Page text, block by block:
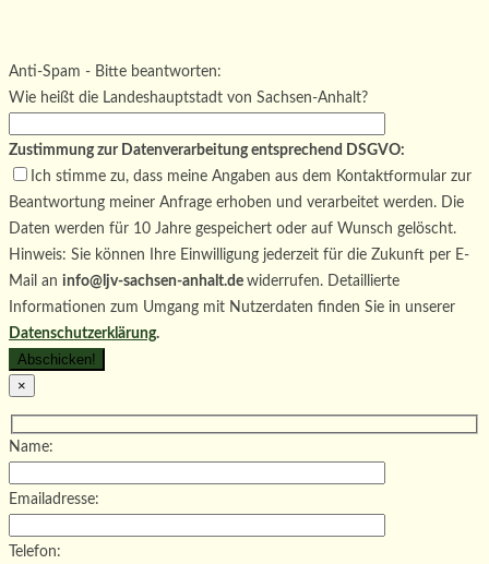
Bitte lasse dieses Feld leer.
Anti-Spam - Bitte beantworten:
Wie heißt die Landeshauptstadt von Sachsen-Anhalt?
Zustimmung zur Datenverarbeitung entsprechend DSGVO:
Ich stimme zu, dass meine Angaben aus dem Kontaktformular zur
Beantwortung meiner Anfrage erhoben und verarbeitet werden. Die
Daten werden für 10 Jahre gespeichert oder auf Wunsch gelöscht.
Hinweis: Sie können Ihre Einwilligung jederzeit für die Zukunft per E-
Mail an info@ljv-sachsen-anhalt.de widerrufen. Detaillierte
Informationen zum Umgang mit Nutzerdaten finden Sie in unserer
Datenschutzerklärung.
×
Name:
Emailadresse:
Telefon: